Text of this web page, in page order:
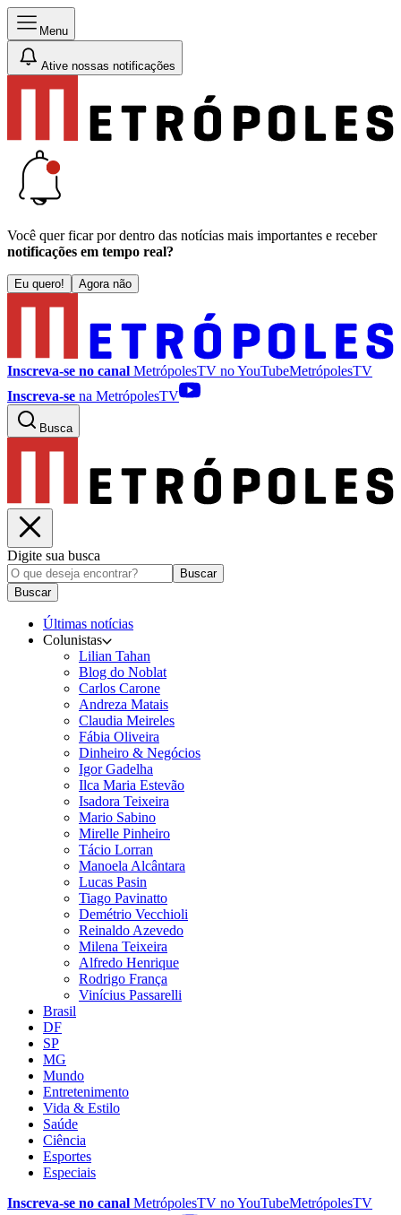
Menu
Ative nossas notificações
Você quer ficar por dentro das notícias mais importantes e receber
notificações em tempo real?
Eu quero! Agora não
Inscreva-se no canal MetrópolesTV noYouTubeMetrópolesTV
Inscreva-se na MetrópolesTV
Busca
Digite sua busca
Buscar
Buscar
Últimas notícias
Colunistas
Lilian Tahan
Blog do Noblat
Carlos Carone
Andreza Matais
Claudia Meireles
Fábia Oliveira
Dinheiro & Negócios
Igor Gadelha
Ilca Maria Estevão
Isadora Teixeira
Mario Sabino
Mirelle Pinheiro
Tácio Lorran
Manoela Alcântara
Lucas Pasin
Tiago Pavinatto
Demétrio Vecchioli
Reinaldo Azevedo
Milena Teixeira
Alfredo Henrique
Rodrigo França
Vinícius Passarelli
Brasil
DF
SP
MG
Mundo
Entretenimento
Vida & Estilo
Saúde
Ciência
Esportes
Especiais
Inscreva-se no canal MetrópolesTV noYouTubeMetrópolesTV